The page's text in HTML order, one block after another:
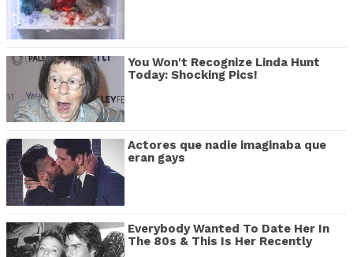
You Won't Recognize Linda Hunt
Today: Shocking Pics!
Actores que nadie imaginaba que
eran gays
Everybody Wanted To Date Her In
The 80s & This Is Her Recently